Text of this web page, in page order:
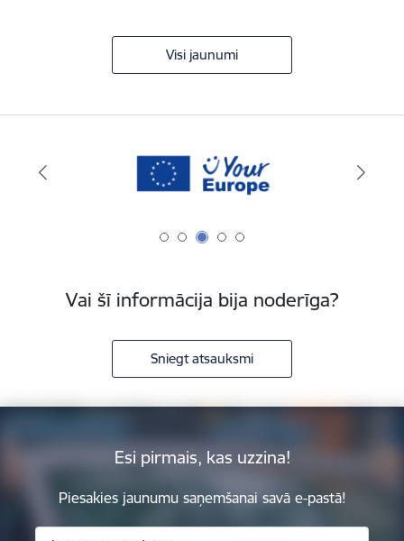
Visi jaunumi
Vai šī informācija bija noderīga?
Sniegt atsauksmi
Esi pirmais, kas uzzina!
Piesakies jaunumu saņemšanai savā e-pastā!